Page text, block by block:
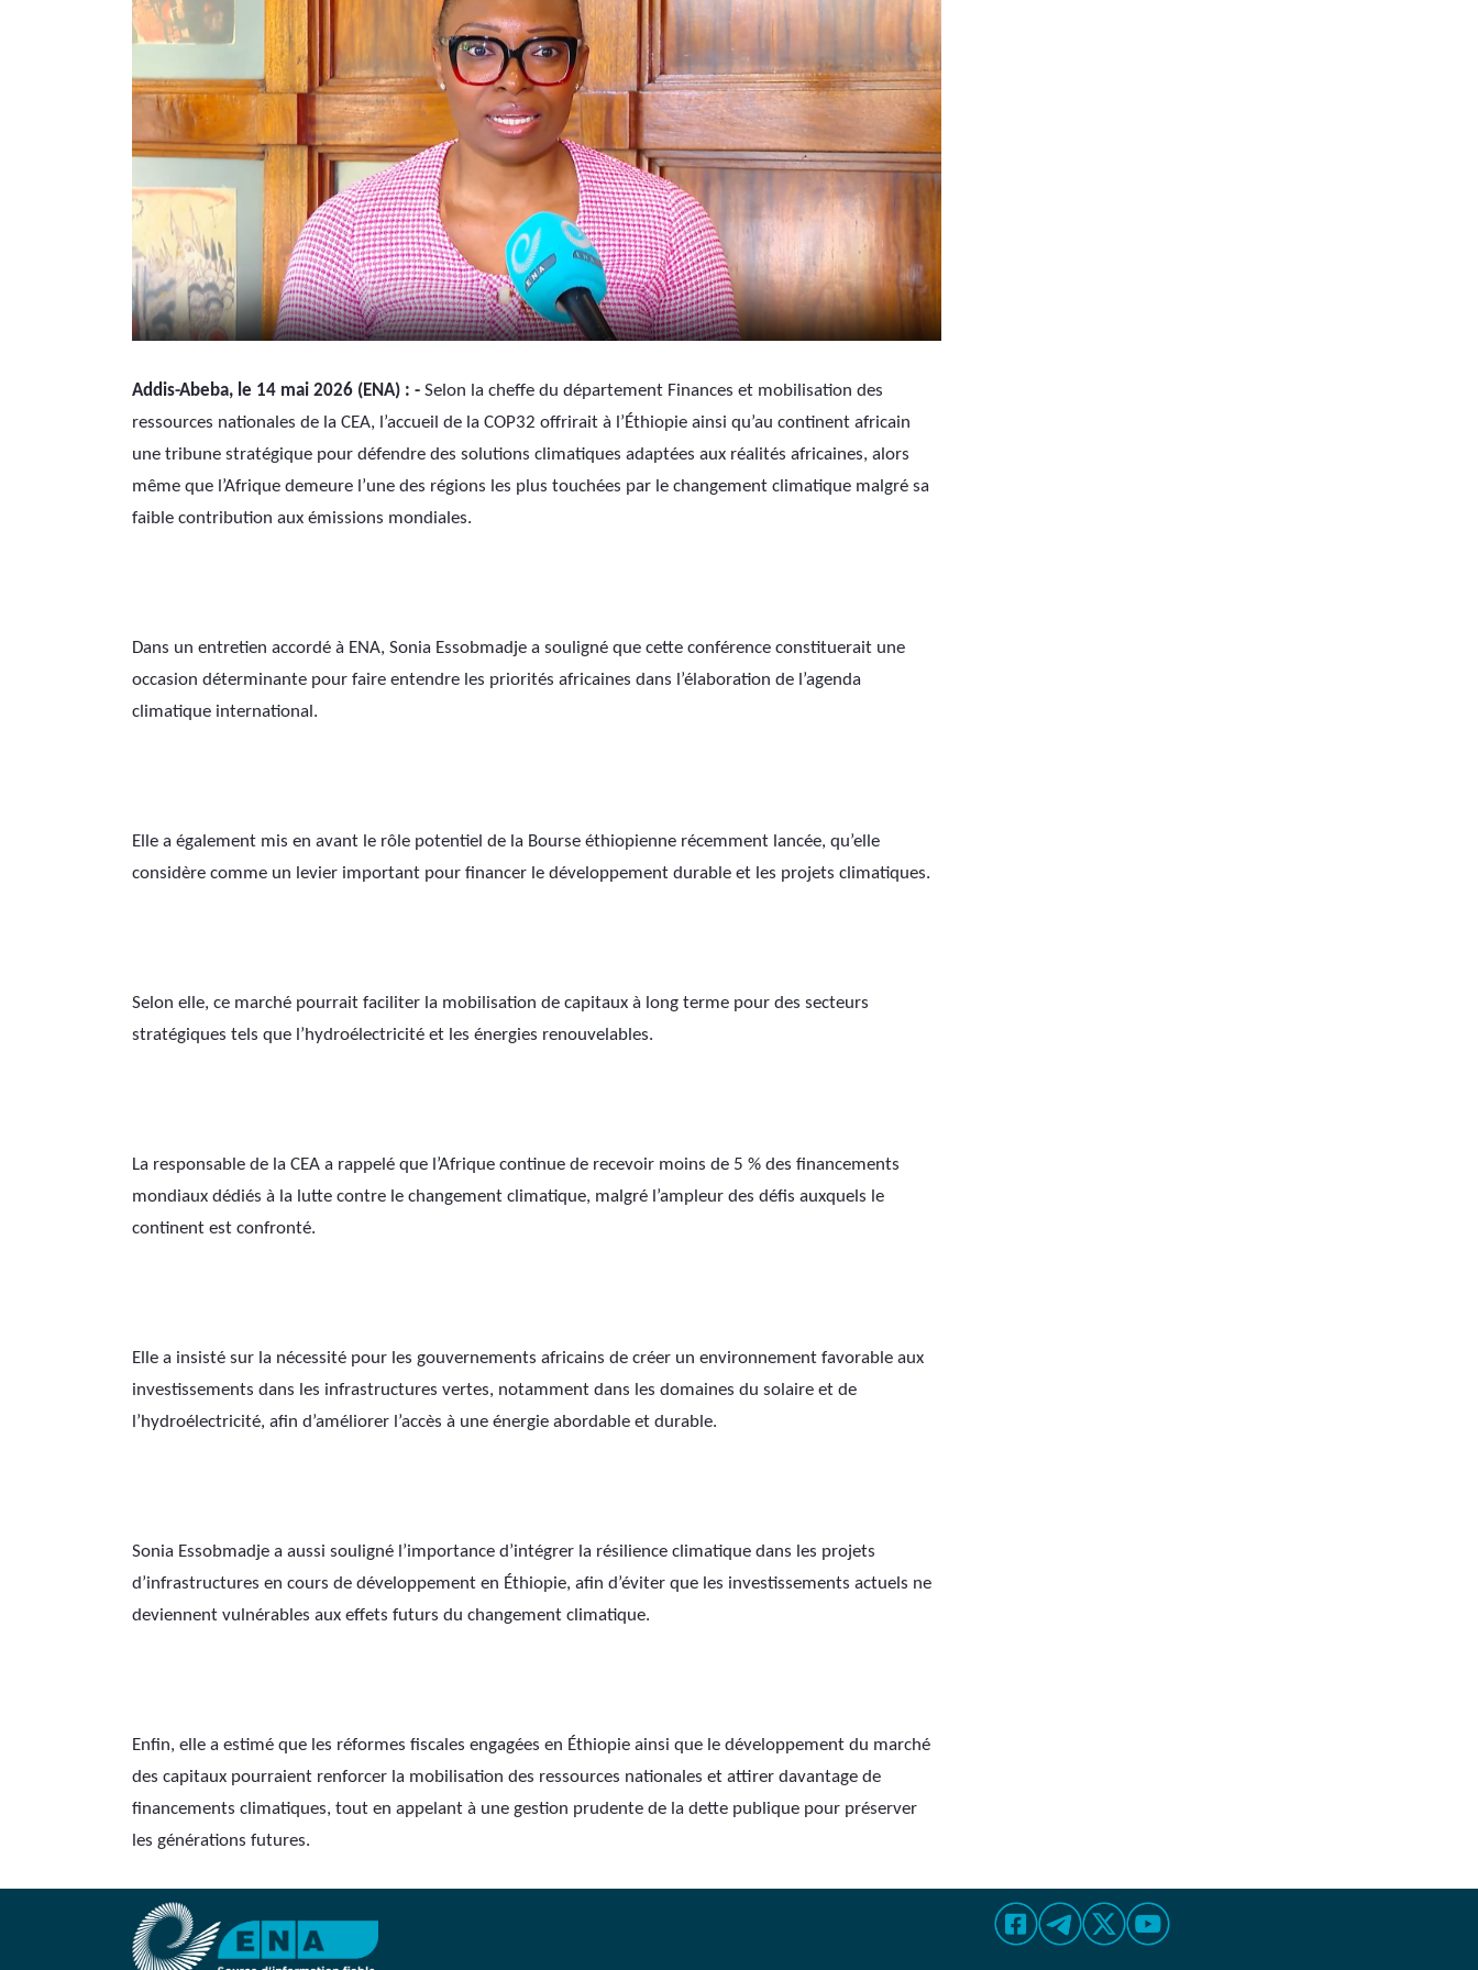
Addis-Abeba, le 14 mai 2026 (ENA) : - Selon la cheffe du département Finances et mobilisation des
ressources nationales de la CEA, l’accueil de la COP32 offrirait à l’Éthiopie ainsi qu’au continent africain
une tribune stratégique pour défendre des solutions climatiques adaptées aux réalités africaines, alors
même que l’Afrique demeure l’une des régions les plus touchées par le changement climatique malgré sa
faible contribution aux émissions mondiales.
Dans un entretien accordé à ENA, Sonia Essobmadje a souligné que cette conférence constituerait une
occasion déterminante pour faire entendre les priorités africaines dans l’élaboration de l’agenda
climatique international.
Elle a également mis en avant le rôle potentiel de la Bourse éthiopienne récemment lancée, qu’elle
considère comme un levier important pour financer le développement durable et les projets climatiques.
Selon elle, ce marché pourrait faciliter la mobilisation de capitaux à long terme pour des secteurs
stratégiques tels que l’hydroélectricité et les énergies renouvelables.
La responsable de la CEA a rappelé que l’Afrique continue de recevoir moins de 5 % des financements
mondiaux dédiés à la lutte contre le changement climatique, malgré l’ampleur des défis auxquels le
continent est confronté.
Elle a insisté sur la nécessité pour les gouvernements africains de créer un environnement favorable aux
investissements dans les infrastructures vertes, notamment dans les domaines du solaire et de
l’hydroélectricité, afin d’améliorer l’accès à une énergie abordable et durable.
Sonia Essobmadje a aussi souligné l’importance d’intégrer la résilience climatique dans les projets
d’infrastructures en cours de développement en Éthiopie, afin d’éviter que les investissements actuels ne
deviennent vulnérables aux effets futurs du changement climatique.
Enfin, elle a estimé que les réformes fiscales engagées en Éthiopie ainsi que le développement du marché
des capitaux pourraient renforcer la mobilisation des ressources nationales et attirer davantage de
financements climatiques, tout en appelant à une gestion prudente de la dette publique pour préserver
les générations futures.